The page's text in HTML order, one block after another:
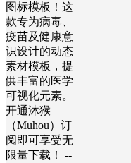
图标模板！这
款专为病毒、
疫苗及健康意
识设计的动态
素材模板，提
供丰富的医学
可视化元素。
开通沐猴
（Muhou）订
阅即可享受无
限量下载！ --